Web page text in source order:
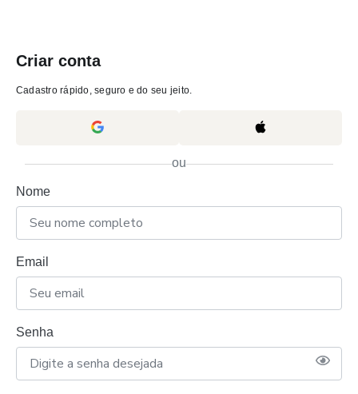
Criar conta
Cadastro rápido, seguro e do seu jeito.
ou
Nome
Email
Senha